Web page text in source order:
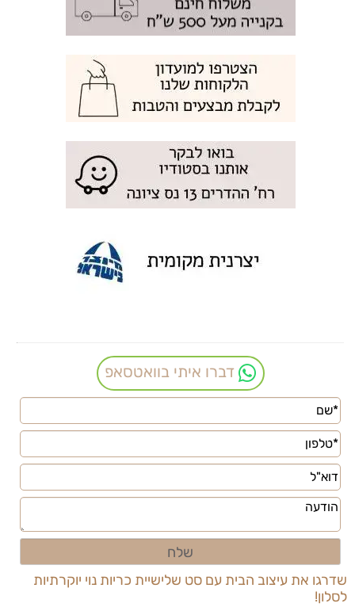
דברו איתי בוואטסאפ
שדרגו את עיצוב הבית עם סט שלישיית כריות נוי יוקרתיות
לסלון!